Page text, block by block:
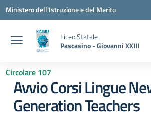
Vai ai contenuti
Vai al menu di navigazione
Vai al footer
Ministero dell'Istruzione e del Merito
Liceo Statale
Pascasino - Giovanni XXIII
Circolare 107
Avvio Corsi Lingue
Generation Teachers